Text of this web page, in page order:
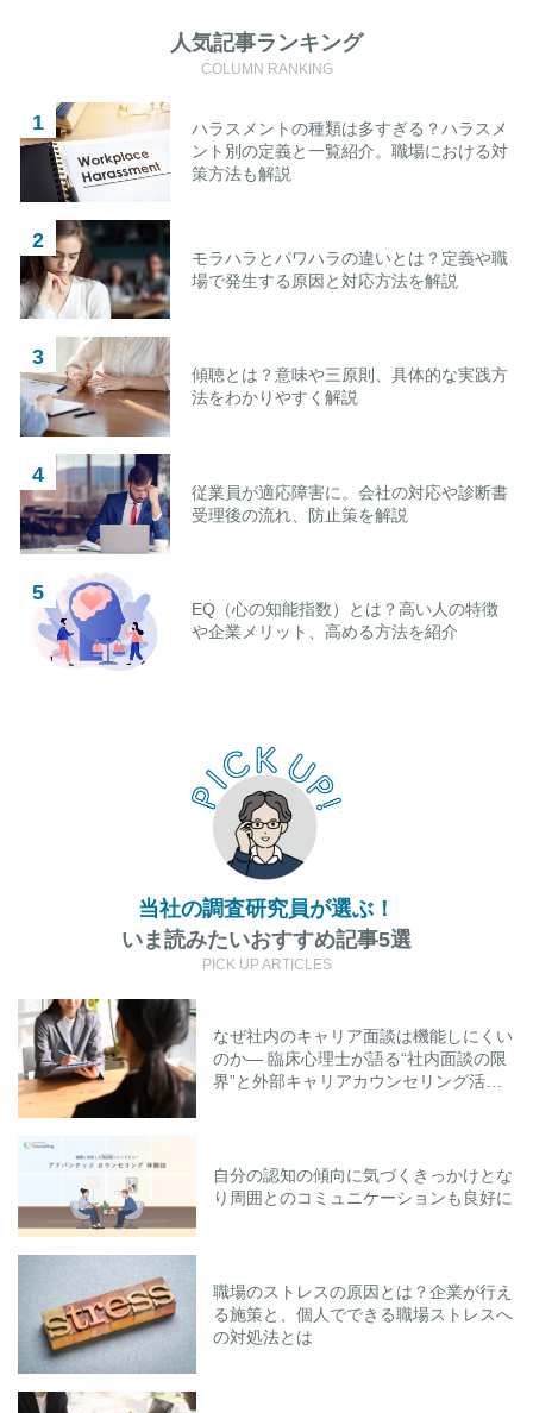
人気記事ランキング
COLUMN RANKING
ハラスメントの種類は多すぎる？ハラスメ
ント別の定義と一覧紹介。職場における対
策方法も解説
モラハラとパワハラの違いとは？定義や職
場で発生する原因と対応方法を解説
傾聴とは？意味や三原則、具体的な実践方
法をわかりやすく解説
従業員が適応障害に。会社の対応や診断書
受理後の流れ、防止策を解説
EQ（心の知能指数）とは？高い人の特徴
や企業メリット、高める方法を紹介
当社の調査研究員が選ぶ！
いま読みたいおすすめ記事5選
PICK UP ARTICLES
なぜ社内のキャリア面談は機能しにくい
のか― 臨床心理士が語る“社内面談の限
界”と外部キャリアカウンセリング活用
自分の認知の傾向に気づくきっかけとな
り周囲とのコミュニケーションも良好に
職場のストレスの原因とは？企業が行え
る施策と、個人でできる職場ストレスへ
の対処法とは